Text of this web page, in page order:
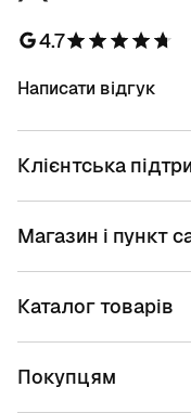
4.7
Написати відгук
Клієнтська
Магазин і пункт
Каталог товарів
Покупцям